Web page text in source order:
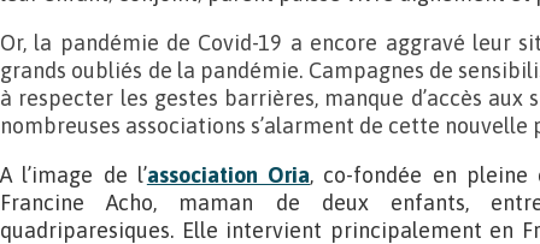
Or, la pandémie de Covid-19 a encore aggravé leur
grands oubliés de la pandémie. Campagnes de
à respecter les gestes barrières, manque d’accès aux
nombreuses associations s’alarment de cette
A l’image de l’association Oria, co-fondée en
Francine Acho, maman de deux enfants,
quadriparesiques. Elle intervient principalement en